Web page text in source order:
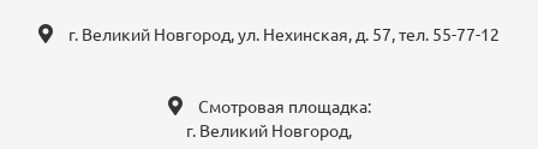
г. Великий Новгород, ул. Нехинская, д. 57, тел. 55-77-12
Смотровая площадка:
г. Великий Новгород,